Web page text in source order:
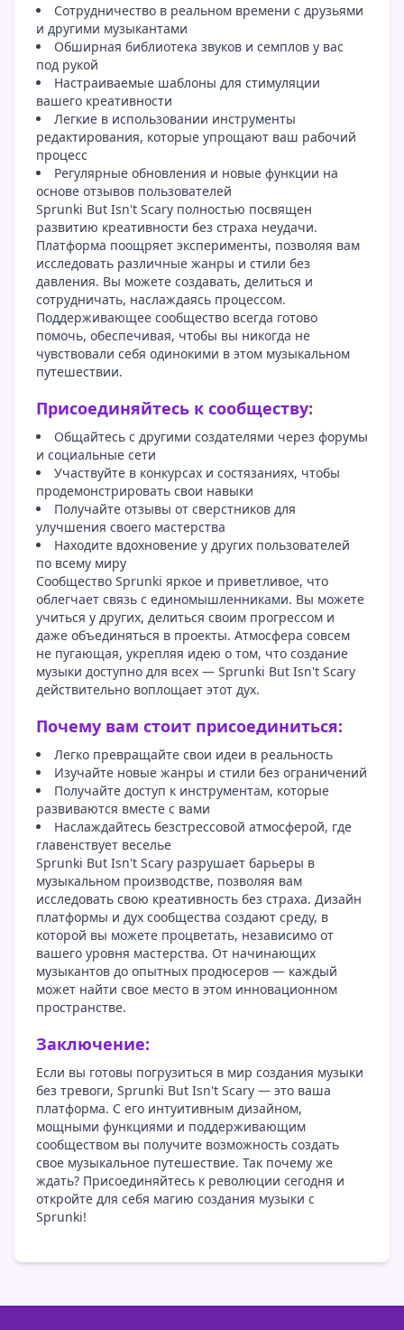
Сотрудничество в реальном времени с друзьями
и другими музыкантами
Обширная библиотека звуков и семплов у вас
под рукой
Настраиваемые шаблоны для стимуляции
вашего креативности
Легкие в использовании инструменты
редактирования, которые упрощают ваш рабочий
процесс
Регулярные обновления и новые функции на
основе отзывов пользователей
Sprunki But Isn't Scary полностью посвящен
развитию креативности без страха неудачи.
Платформа поощряет эксперименты, позволяя вам
исследовать различные жанры и стили без
давления. Вы можете создавать, делиться и
сотрудничать, наслаждаясь процессом.
Поддерживающее сообщество всегда готово
помочь, обеспечивая, чтобы вы никогда не
чувствовали себя одинокими в этом музыкальном
путешествии.
Присоединяйтесь к сообществу:
Общайтесь с другими создателями через форумы
и социальные сети
Участвуйте в конкурсах и состязаниях, чтобы
продемонстрировать свои навыки
Получайте отзывы от сверстников для
улучшения своего мастерства
Находите вдохновение у других пользователей
по всему миру
Сообщество Sprunki яркое и приветливое, что
облегчает связь с единомышленниками. Вы можете
учиться у других, делиться своим прогрессом и
даже объединяться в проекты. Атмосфера совсем
не пугающая, укрепляя идею о том, что создание
музыки доступно для всех — Sprunki But Isn't Scary
действительно воплощает этот дух.
Почему вам стоит присоединиться:
Легко превращайте свои идеи в реальность
Изучайте новые жанры и стили без ограничений
Получайте доступ к инструментам, которые
развиваются вместе с вами
Наслаждайтесь безстрессовой атмосферой, где
главенствует веселье
Sprunki But Isn't Scary разрушает барьеры в
музыкальном производстве, позволяя вам
исследовать свою креативность без страха. Дизайн
платформы и дух сообщества создают среду, в
которой вы можете процветать, независимо от
вашего уровня мастерства. От начинающих
музыкантов до опытных продюсеров — каждый
может найти свое место в этом инновационном
пространстве.
Заключение:
Если вы готовы погрузиться в мир создания музыки
без тревоги, Sprunki But Isn't Scary — это ваша
платформа. С его интуитивным дизайном,
мощными функциями и поддерживающим
сообществом вы получите возможность создать
свое музыкальное путешествие. Так почему же
ждать? Присоединяйтесь к революции сегодня и
откройте для себя магию создания музыки с
Sprunki!